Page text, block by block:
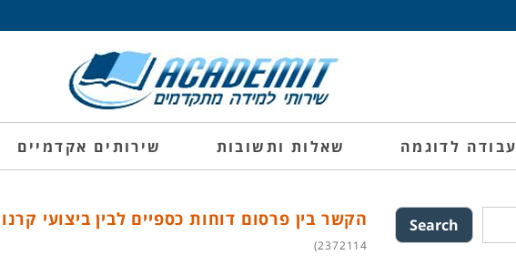
עבודה לדוגמה שאלות ותשובות שירותים אקדמיים
הקשר בין פרסום דוחות כספיים לבין ביצועי
2372114)
Search